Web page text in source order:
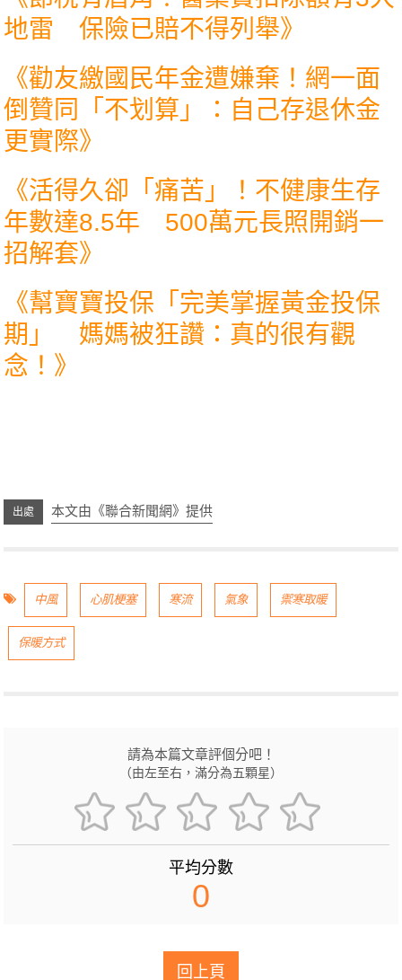
地雷 保險已賠不得列舉》
《勸友繳國民年金遭嫌棄！網一面
倒贊同「不划算」：自己存退休金
更實際》
《活得久卻「痛苦」！不健康生存
年數達8.5年 500萬元長照開銷一
招解套》
《幫寶寶投保「完美掌握黃金投保
期」 媽媽被狂讚：真的很有觀
念！ 》
本文由《聯合新聞網》提供
中風 心肌梗塞 寒流 氣象 禦寒取暖
保暖方式
請為本篇文章評個分吧！
（由左至右，滿分為五顆星）
平均分數
0
回上頁